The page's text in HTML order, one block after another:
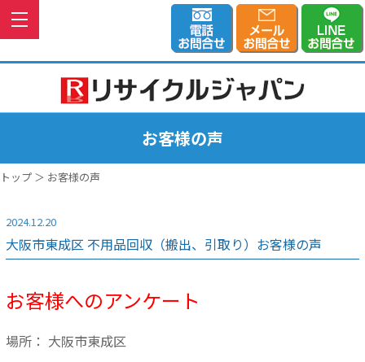
お客様の声
トップ ＞ お客様の声
2024.12.20
大阪市東成区 不用品回収（搬出、引取り）お客様の声
お客様へのアンケート
場所： 大阪市東成区